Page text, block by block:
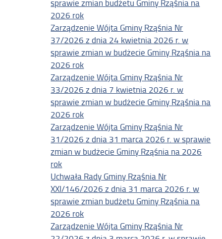
sprawie zmian budżetu Gminy Rząśnia na
2026 rok
Zarządzenie Wójta Gminy Rząśnia Nr
37/2026 z dnia 24 kwietnia 2026 r. w
sprawie zmian w budżecie Gminy Rząśnia na
2026 rok
Zarządzenie Wójta Gminy Rząśnia Nr
33/2026 z dnia 7 kwietnia 2026 r. w
sprawie zmian w budżecie Gminy Rząśnia na
2026 rok
Zarządzenie Wójta Gminy Rząśnia Nr
31/2026 z dnia 31 marca 2026 r. w sprawie
zmian w budżecie Gminy Rząśnia na 2026
rok
Uchwała Rady Gminy Rząśnia Nr
XXI/146/2026 z dnia 31 marca 2026 r. w
sprawie zmian budżetu Gminy Rząśnia na
2026 rok
Zarządzenie Wójta Gminy Rząśnia Nr